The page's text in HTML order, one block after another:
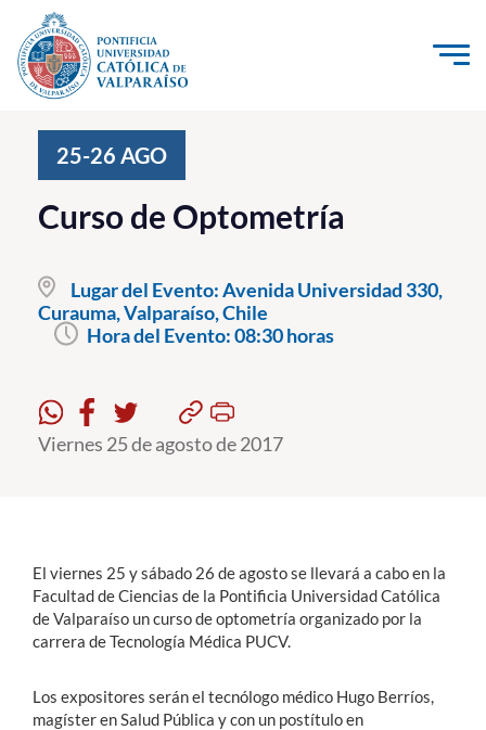
Click acá para ir directamente al contenido
Investigación, Creación e Innovación
PUCV Internacional
Admisión
Postgrado
Académicos
Funcionarios
25-26 AGO
Curso de Optometría
Lugar del Evento:Avenida Universidad 330,
Curauma, Valparaíso, Chile
Hora del Evento:08:30 horas
Viernes 25 de agosto de 2017
El viernes 25 y sábado 26 de agosto se llevará a cabo en la
Facultad de Ciencias de la Pontificia Universidad Católica
de Valparaíso un curso de optometría organizado por la
carrera de Tecnología Médica PUCV.
Los expositores serán el tecnólogo médico Hugo Berríos,
magíster en Salud Pública y con un postítulo en